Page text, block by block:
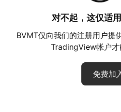
对不起，这仅适
BVMT仅向我们的注册用户提
TradingView帐户才
免费加